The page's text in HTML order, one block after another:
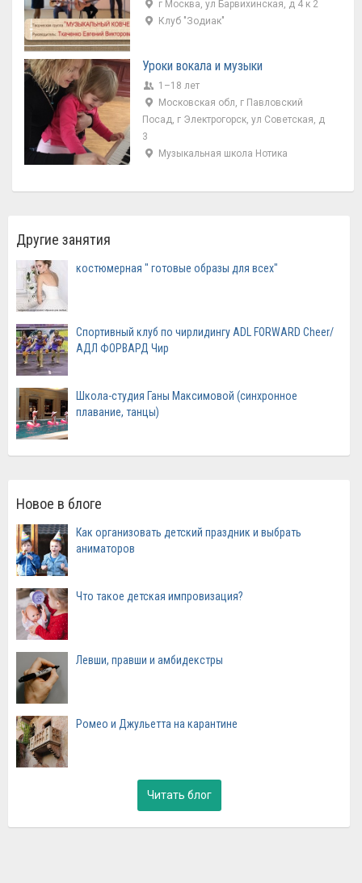
г Москва, ул Барвихинская, д 4 к 2
Клуб "Зодиак"
Уроки вокала и музыки
1–18 лет
Московская обл, г Павловский
Посад, г Электрогорск, ул Советская, д
3
Музыкальная школа Нотика
Другие занятия
костюмерная " готовые образы для всех"
Спортивный клуб по чирлидингу ADL FORWARD Cheer/
АДЛ ФОРВАРД Чир
Школа-студия Ганы Максимовой (синхронное
плавание, танцы)
Новое в блоге
Как организовать детский праздник и выбрать
аниматоров
Что такое детская импровизация?
Левши, правши и амбидекстры
Ромео и Джульетта на карантине
Читать блог